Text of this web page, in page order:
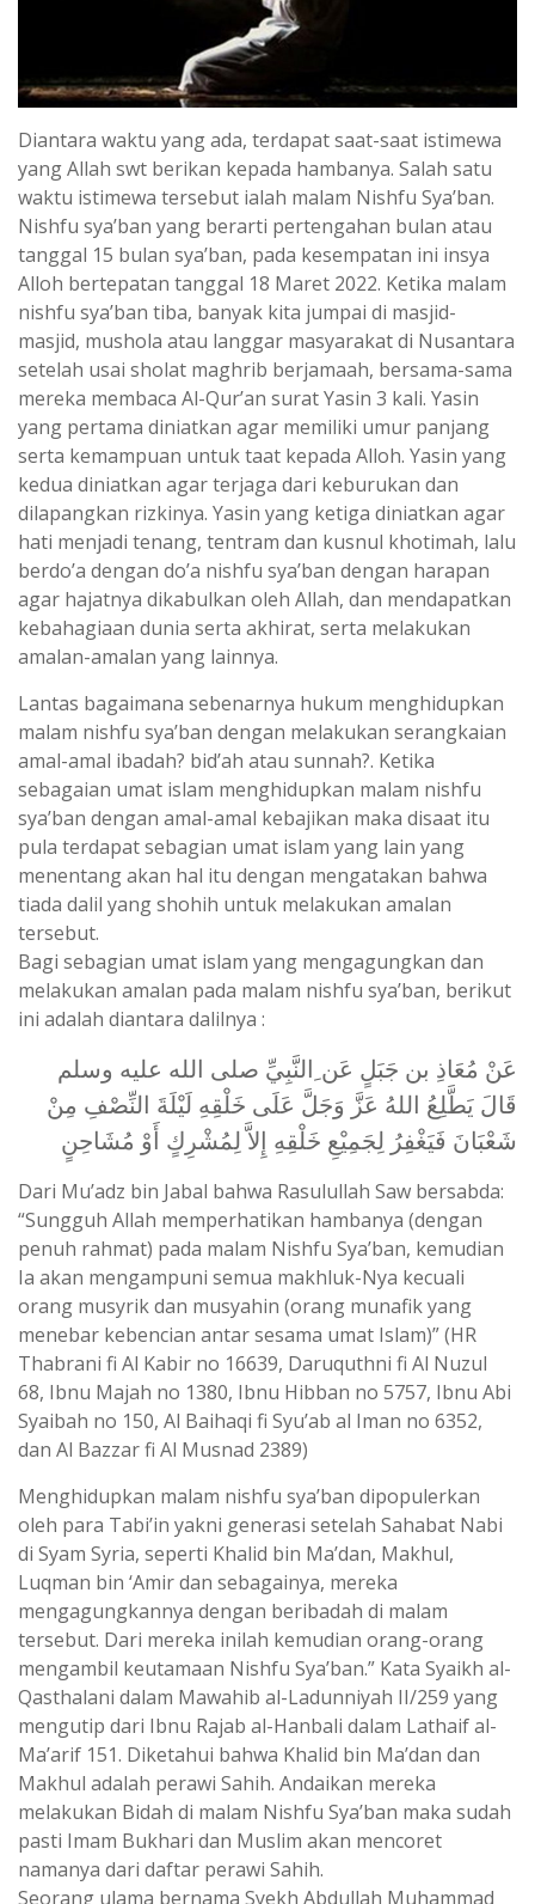
Diantara waktu yang ada, terdapat saat-saat istimewa
yang Allah swt berikan kepada hambanya. Salah satu
waktu istimewa tersebut ialah malam Nishfu Sya’ban.
Nishfu sya’ban yang berarti pertengahan bulan atau
tanggal 15 bulan sya’ban, pada kesempatan ini insya
Alloh bertepatan tanggal 18 Maret 2022. Ketika malam
nishfu sya’ban tiba, banyak kita jumpai di masjid-
masjid, mushola atau langgar masyarakat di Nusantara
setelah usai sholat maghrib berjamaah, bersama-sama
mereka membaca Al-Qur’an surat Yasin 3 kali. Yasin
yang pertama diniatkan agar memiliki umur panjang
serta kemampuan untuk taat kepada Alloh. Yasin yang
kedua diniatkan agar terjaga dari keburukan dan
dilapangkan rizkinya. Yasin yang ketiga diniatkan agar
hati menjadi tenang, tentram dan kusnul khotimah, lalu
berdo’a dengan do’a nishfu sya’ban dengan harapan
agar hajatnya dikabulkan oleh Allah, dan mendapatkan
kebahagiaan dunia serta akhirat, serta melakukan
amalan-amalan yang lainnya.
Lantas bagaimana sebenarnya hukum menghidupkan
malam nishfu sya’ban dengan melakukan serangkaian
amal-amal ibadah? bid’ah atau sunnah?. Ketika
sebagaian umat islam menghidupkan malam nishfu
sya’ban dengan amal-amal kebajikan maka disaat itu
pula terdapat sebagian umat islam yang lain yang
menentang akan hal itu dengan mengatakan bahwa
tiada dalil yang shohih untuk melakukan amalan
tersebut.
Bagi sebagian umat islam yang mengagungkan dan
melakukan amalan pada malam nishfu sya’ban, berikut
ini adalah diantara dalilnya :
عَنْ مُعَاذِ بن جَبَلٍ عَن ِالنَّبِيِّ صلى الله عليه وسلم
قَالَ يَطَّلِعُ اللهُ عَزَّ وَجَلَّ عَلَى خَلْقِهِ لَيْلَةَ النِّصْفِ مِنْ
شَعْبَانَ فَيَغْفِرُ لِجَمِيْعِ خَلْقِهِ إِلاَّ لِمُشْرِكٍ أَوْ مُشَاحِنٍ
Dari Mu’adz bin Jabal bahwa Rasulullah Saw bersabda:
“Sungguh Allah memperhatikan hambanya (dengan
penuh rahmat) pada malam Nishfu Sya’ban, kemudian
Ia akan mengampuni semua makhluk-Nya kecuali
orang musyrik dan musyahin (orang munafik yang
menebar kebencian antar sesama umat Islam)” (HR
Thabrani fi Al Kabir no 16639, Daruquthni fi Al Nuzul
68, Ibnu Majah no 1380, Ibnu Hibban no 5757, Ibnu Abi
Syaibah no 150, Al Baihaqi fi Syu’ab al Iman no 6352,
dan Al Bazzar fi Al Musnad 2389)
Menghidupkan malam nishfu sya’ban dipopulerkan
oleh para Tabi’in yakni generasi setelah Sahabat Nabi
di Syam Syria, seperti Khalid bin Ma’dan, Makhul,
Luqman bin ‘Amir dan sebagainya, mereka
mengagungkannya dengan beribadah di malam
tersebut. Dari mereka inilah kemudian orang-orang
mengambil keutamaan Nishfu Sya’ban.” Kata Syaikh al-
Qasthalani dalam Mawahib al-Ladunniyah II/259 yang
mengutip dari Ibnu Rajab al-Hanbali dalam Lathaif al-
Ma’arif 151. Diketahui bahwa Khalid bin Ma’dan dan
Makhul adalah perawi Sahih. Andaikan mereka
melakukan Bidah di malam Nishfu Sya’ban maka sudah
pasti Imam Bukhari dan Muslim akan mencoret
namanya dari daftar perawi Sahih.
Seorang ulama bernama Syekh Abdullah Muhammad